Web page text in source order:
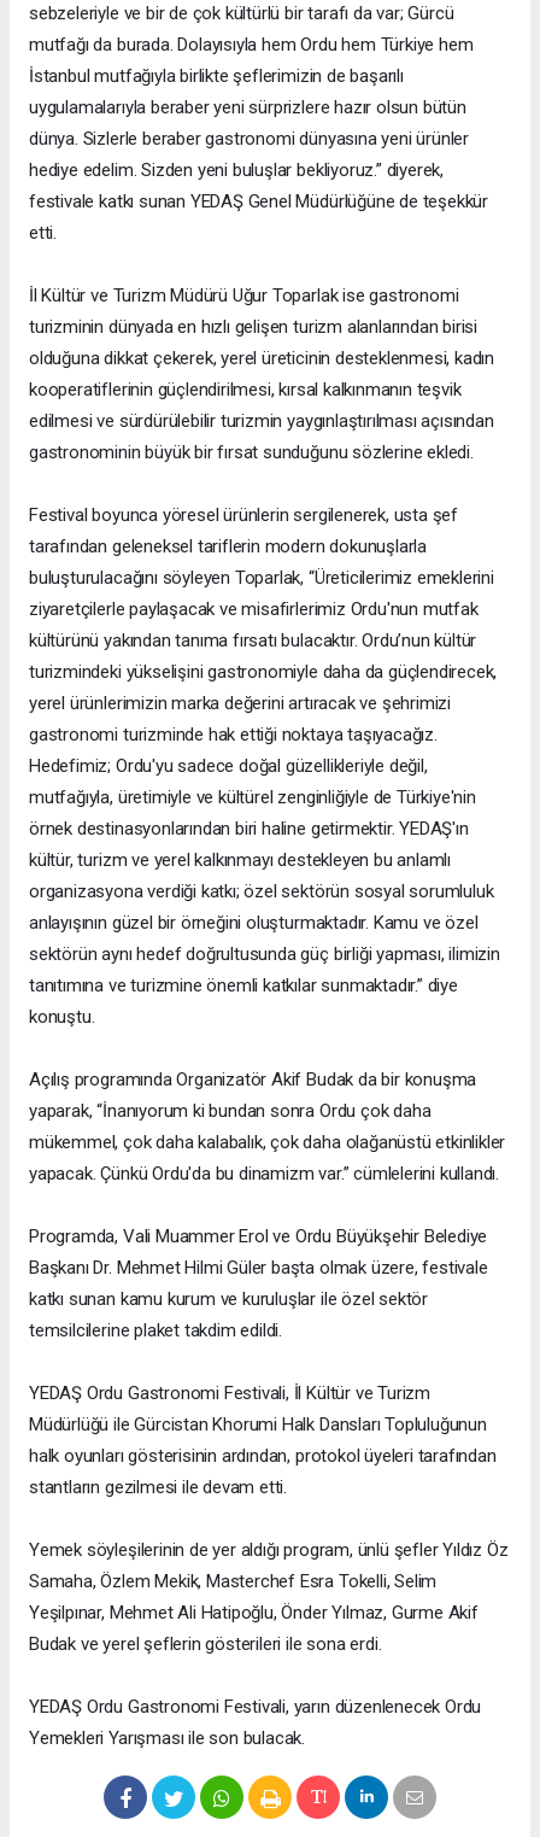
sebzeleriyle ve bir de çok kültürlü bir tarafı da var; Gürcü
mutfağı da burada. Dolayısıyla hem Ordu hem Türkiye hem
İstanbul mutfağıyla birlikte şeflerimizin de başarılı
uygulamalarıyla beraber yeni sürprizlere hazır olsun bütün
dünya. Sizlerle beraber gastronomi dünyasına yeni ürünler
hediye edelim. Sizden yeni buluşlar bekliyoruz.” diyerek,
festivale katkı sunan YEDAŞ Genel Müdürlüğüne de teşekkür
etti.
İl Kültür ve Turizm Müdürü Uğur Toparlak ise gastronomi
turizminin dünyada en hızlı gelişen turizm alanlarından birisi
olduğuna dikkat çekerek, yerel üreticinin desteklenmesi, kadın
kooperatiflerinin güçlendirilmesi, kırsal kalkınmanın teşvik
edilmesi ve sürdürülebilir turizmin yaygınlaştırılması açısından
gastronominin büyük bir fırsat sunduğunu sözlerine ekledi.
Festival boyunca yöresel ürünlerin sergilenerek, usta şef
tarafından geleneksel tariflerin modern dokunuşlarla
buluşturulacağını söyleyen Toparlak, “Üreticilerimiz emeklerini
ziyaretçilerle paylaşacak ve misafirlerimiz Ordu'nun mutfak
kültürünü yakından tanıma fırsatı bulacaktır. Ordu’nun kültür
turizmindeki yükselişini gastronomiyle daha da güçlendirecek,
yerel ürünlerimizin marka değerini artıracak ve şehrimizi
gastronomi turizminde hak ettiği noktaya taşıyacağız.
Hedefimiz; Ordu'yu sadece doğal güzellikleriyle değil,
mutfağıyla, üretimiyle ve kültürel zenginliğiyle de Türkiye'nin
örnek destinasyonlarından biri haline getirmektir. YEDAŞ'ın
kültür, turizm ve yerel kalkınmayı destekleyen bu anlamlı
organizasyona verdiği katkı; özel sektörün sosyal sorumluluk
anlayışının güzel bir örneğini oluşturmaktadır. Kamu ve özel
sektörün aynı hedef doğrultusunda güç birliği yapması, ilimizin
tanıtımına ve turizmine önemli katkılar sunmaktadır.” diye
konuştu.
Açılış programında Organizatör Akif Budak da bir konuşma
yaparak, “İnanıyorum ki bundan sonra Ordu çok daha
mükemmel, çok daha kalabalık, çok daha olağanüstü etkinlikler
yapacak. Çünkü Ordu'da bu dinamizm var.” cümlelerini kullandı.
Programda, Vali Muammer Erol ve Ordu Büyükşehir Belediye
Başkanı Dr. Mehmet Hilmi Güler başta olmak üzere, festivale
katkı sunan kamu kurum ve kuruluşlar ile özel sektör
temsilcilerine plaket takdim edildi.
YEDAŞ Ordu Gastronomi Festivali, İl Kültür ve Turizm
Müdürlüğü ile Gürcistan Khorumi Halk Dansları Topluluğunun
halk oyunları gösterisinin ardından, protokol üyeleri tarafından
stantların gezilmesi ile devam etti.
Yemek söyleşilerinin de yer aldığı program, ünlü şefler Yıldız Öz
Samaha, Özlem Mekik, Masterchef Esra Tokelli, Selim
Yeşilpınar, Mehmet Ali Hatipoğlu, Önder Yılmaz, Gurme Akif
Budak ve yerel şeflerin gösterileri ile sona erdi.
YEDAŞ Ordu Gastronomi Festivali, yarın düzenlenecek Ordu
Yemekleri Yarışması ile son bulacak.